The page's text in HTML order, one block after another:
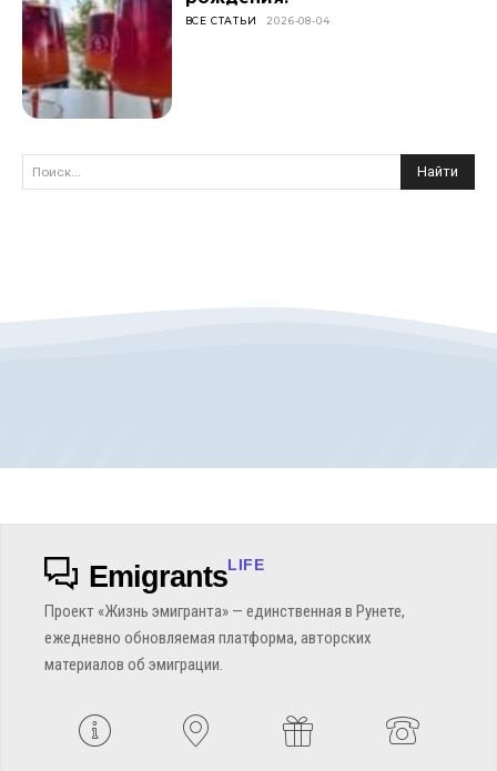
ВСЕ СТАТЬИ 2026-08-04
Поиск... Найти
EmigrantsLIFE
Проект «Жизнь эмигранта» — единственная в Рунете,
ежедневно обновляемая платформа, авторских
материалов об эмиграции.